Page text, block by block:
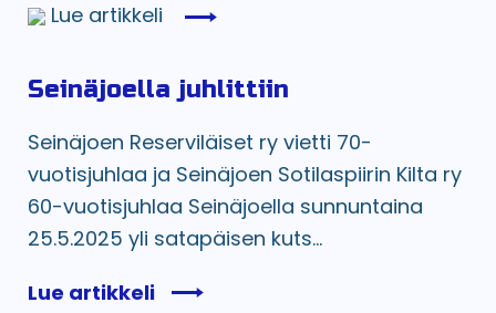
Lue artikkeli
Seinäjoella juhlittiin
Seinäjoen Reserviläiset ry vietti 70-
vuotisjuhlaa ja Seinäjoen Sotilaspiirin Kilta ry
60-vuotisjuhlaa Seinäjoella sunnuntaina
25.5.2025 yli satapäisen kuts...
Lue artikkeli